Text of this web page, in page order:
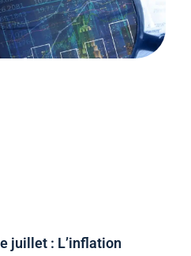
juillet : L’inflation